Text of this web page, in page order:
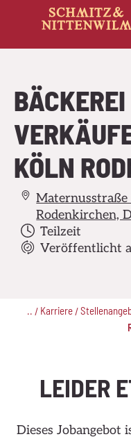
BÄCKEREI
KÖLN
Rodenkirchen,
Teilzeit
Veröffentlicht
.. / Karriere /
LEIDER
Dieses Jobangebot